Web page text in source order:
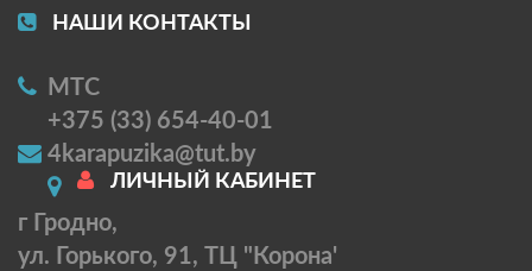
НАШИ КОНТАКТЫ
МТС
+375 (33) 654-40-01
4karapuzika@tut.by
г Гродно,
ул. Горького, 91, ТЦ "Корона'
ЛИЧНЫЙ КАБИНЕТ